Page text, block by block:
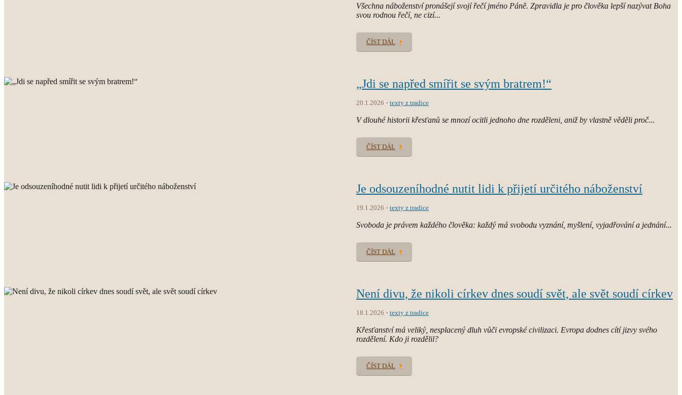
Všechna náboženství pronášejí svojí řečí jméno Páně. Zpravidla je pro člověka lepší nazývat Boha
svou rodnou řečí, ne cizí...
ČÍST DÁL
„Jdi se napřed smířit se svým bratrem!“
20.1.2026 texty z tradice
V dlouhé historii křesťanů se mnozí ocitli jednoho dne rozděleni, aniž by vlastně věděli proč...
ČÍST DÁL
Je odsouzeníhodné nutit lidi k přijetí určitého náboženství
19.1.2026 texty z tradice
Svoboda je právem každého člověka: každý má svobodu vyznání, myšlení, vyjadřování a jednání...
ČÍST DÁL
Není divu, že nikoli církev dnes soudí svět, ale svět soudí církev
18.1.2026 texty z tradice
Křesťanství má veliký, nesplacený dluh vůči evropské civilizaci. Evropa dodnes cítí jizvy svého
rozdělení. Kdo ji rozdělil?
ČÍST DÁL